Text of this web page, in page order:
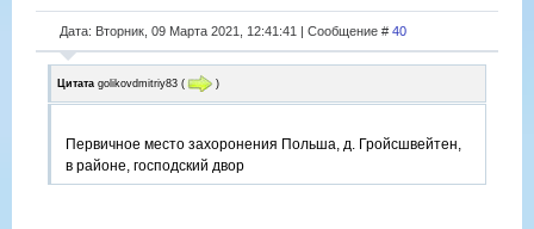
Дата: Вторник, 09 Марта 2021, 12:41:41 | Сообщение # 40
Цитата golikovdmitriy83 ( )
Первичное место захоронения Польша, д. Гройсшвейтен,
в районе, господский двор